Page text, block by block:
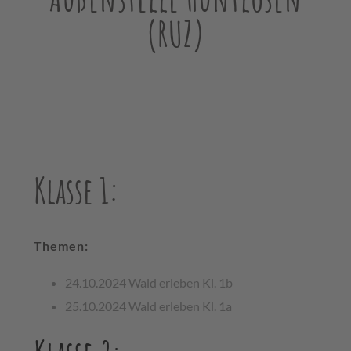
(RUZ)
Klasse 1:
Themen:
24.10.2024 Wald erleben Kl. 1b
25.10.2024 Wald erleben Kl. 1a